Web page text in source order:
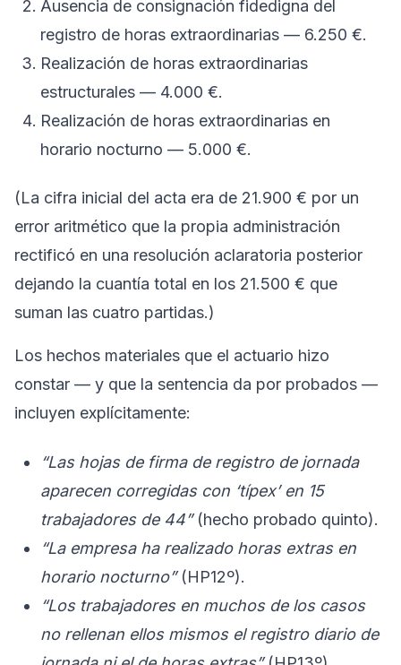
Ausencia de consignación fidedigna del
registro de horas extraordinarias — 6.250 €.
Realización de horas extraordinarias
estructurales — 4.000 €.
Realización de horas extraordinarias en
horario nocturno — 5.000 €.
(La cifra inicial del acta era de 21.900 € por un
error aritmético que la propia administración
rectificó en una resolución aclaratoria posterior
dejando la cuantía total en los 21.500 € que
suman las cuatro partidas.)
Los hechos materiales que el actuario hizo
constar — y que la sentencia da por probados —
incluyen explícitamente:
“Las hojas de firma de registro de jornada
aparecen corregidas con ‘típex’ en 15
trabajadores de 44”(hecho probado quinto).
“La empresa ha realizado horas extras en
horario nocturno”(HP12º).
“Los trabajadores en muchos de los casos
no rellenan ellos mismos el registro diario de